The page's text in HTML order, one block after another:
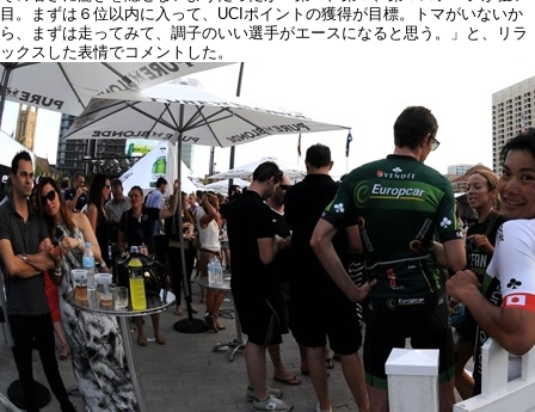
目。まずは６位以内に入って、UCIポイントの獲得が目標。トマがいないか
ら、まずは走ってみて、調子のいい選手がエースになると思う。」と、リラ
ックスした表情でコメントした。